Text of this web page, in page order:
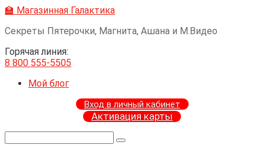
Перейти
контенту
🏫 Магазинная Галактика
Секреты Пятерочки, Магнита, Ашана и М.Видео
Горячая линия:
8 800 555-5505
Мой блог
Вход в личный кабинет
Активация карты